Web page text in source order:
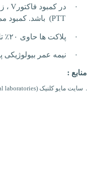
· در کمبود فاکتورV ،
PTT) باشد. کمبود
· پلاکت ها حاوی ۲۰ ٪
· نیمه عمر بیولوژیکی
منابع :
سايت مايو کلنيک (laboratories